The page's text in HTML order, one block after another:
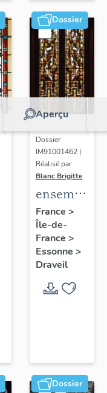
Dossier
Aperçu
Dossier
IM91001462 |
Réalisé par
Blanc Brigitte
ensemble
des
verrières
abstraites
de la
chapelle
France >
Île-de-
France >
Essonne >
Draveil
Dossier